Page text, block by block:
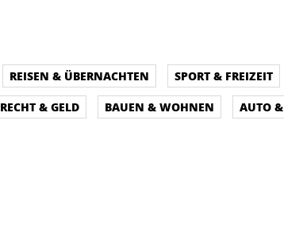
REISEN & ÜBERNACHTEN SPORT & FREIZEIT
RECHT & GELD BAUEN & WOHNEN AUTO